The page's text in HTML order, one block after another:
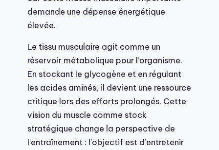
demande une dépense énergétique
élevée.
Le tissu musculaire agit comme un
réservoir métabolique pour l’organisme.
En stockant le glycogène et en régulant
les acides aminés, il devient une ressource
critique lors des efforts prolongés. Cette
vision du muscle comme stock
stratégique change la perspective de
l’entraînement : l’objectif est d’entretenir